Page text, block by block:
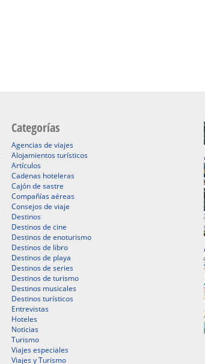
Categorías
Agencias de viajes
Alojamientos turísticos
Artículos
Cadenas hoteleras
Cajón de sastre
Compañías aéreas
Consejos de viaje
Destinos
Destinos de cine
Destinos de enoturismo
Destinos de libro
Destinos de playa
Destinos de series
Destinos de turismo
Destinos musicales
Destinos turísticos
Entrevistas
Hoteles
Noticias
Turismo
Viajes especiales
Viajes y Turismo